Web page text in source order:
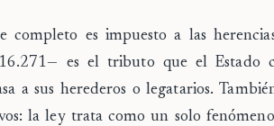
es impuesto a las
— es el tributo que el Estado
a sus herederos o legatarios.
: la ley trata como un solo